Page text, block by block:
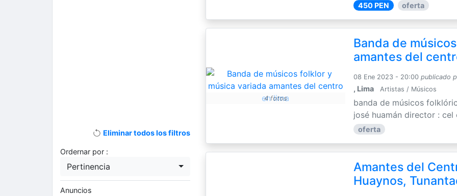
450 PEN oferta
4 fotos
Banda de
amantes del
08 Ene 2023 - 20:00 publicado
, Lima Artistas / Músicos
banda de músicos
josé huamán director :
oferta
Amantes del
Huaynos,
Eliminar todos los filtros
Ordernar por :
Pertinencia
Anuncios